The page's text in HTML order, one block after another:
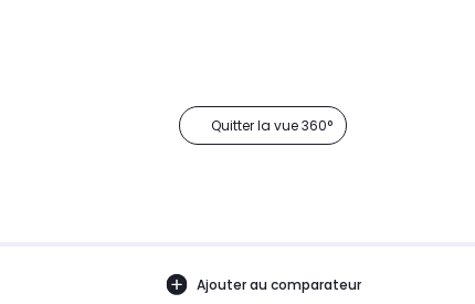
Quitter la vue 360°
Ajouter au comparateur